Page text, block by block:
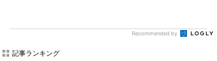
Recommended by
記事ランキング